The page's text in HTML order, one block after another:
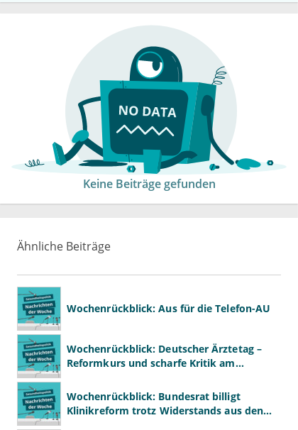
Keine Beiträge gefunden
Ähnliche Beiträge
Wochenrückblick: Aus für die Telefon-AU
Wochenrückblick: Deutscher Ärztetag –
Reformkurs und scharfe Kritik am
Wochenrückblick: Bundesrat billigt
Klinikreform trotz Widerstands aus den